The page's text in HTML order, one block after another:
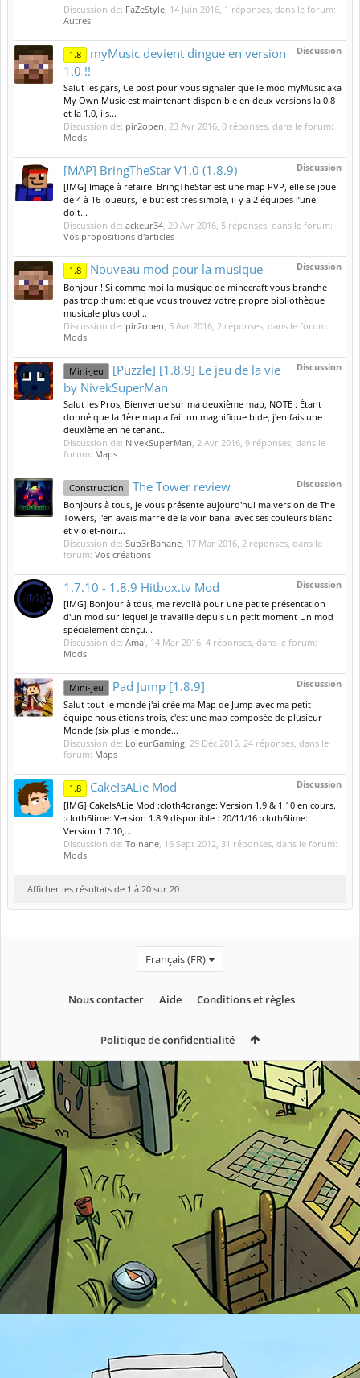
Discussion de: FaZeStyle, 14 Juin 2016, 1 réponses, dans le forum:
Autres
Discussion
1.8
myMusic devient dingue en version
1.0 !!
Salut les gars, Ce post pour vous signaler que le mod myMusic aka
My Own Music est maintenant disponible en deux versions la 0.8
et la 1.0, ils...
Discussion de: pir2open, 23 Avr 2016, 0 réponses, dans le forum:
Mods
Discussion
[MAP] BringTheStar V1.0 (1.8.9)
[IMG] Image à refaire. BringTheStar est une map PVP, elle se joue
de 4 à 16 joueurs, le but est très simple, il y a 2 équipes l’une
doit...
Discussion de: ackeur34, 20 Avr 2016, 5 réponses, dans le forum:
Vos propositions d'articles
Discussion
1.8 Nouveau mod pour la musique
Bonjour ! Si comme moi la musique de minecraft vous branche
pas trop :hum: et que vous trouvez votre propre bibliothèque
musicale plus cool...
Discussion de: pir2open, 5 Avr 2016, 2 réponses, dans le forum:
Mods
Discussion
Mini-Jeu
[Puzzle] [1.8.9] Le jeu de la vie
by NivekSuperMan
Salut les Pros, Bienvenue sur ma deuxième map, NOTE : Étant
donné que la 1ère map a fait un magnifique bide, j'en fais une
deuxième en ne tenant...
Discussion de: NivekSuperMan, 2 Avr 2016, 9 réponses, dans le
forum: Maps
Discussion
Construction The Tower review
Bonjours à tous, je vous présente aujourd'hui ma version de The
Towers, j'en avais marre de la voir banal avec ses couleurs blanc
et violet-noir...
Discussion de: Sup3rBanane, 17 Mar 2016, 2 réponses, dans le
forum: Vos créations
Discussion
1.7.10 - 1.8.9 Hitbox.tv Mod
[IMG] Bonjour à tous, me revoilà pour une petite présentation
d'un mod sur lequel je travaille depuis un petit moment Un mod
spécialement conçu...
Discussion de: Ama', 14 Mar 2016, 4 réponses, dans le forum:
Mods
Discussion
Mini-Jeu Pad Jump [1.8.9]
Salut tout le monde j'ai crée ma Map de Jump avec ma petit
équipe nous étions trois, c'est une map composée de plusieur
Monde (six plus le monde...
Discussion de: LoleurGaming, 29 Déc 2015, 24 réponses, dans le
forum: Maps
Discussion
1.8 CakeIsALie Mod
[IMG] CakeIsALie Mod :cloth4orange: Version 1.9 & 1.10 en cours.
:cloth6lime: Version 1.8.9 disponible : 20/11/16 :cloth6lime:
Version 1.7.10,...
Discussion de: Toinane, 16 Sept 2012, 31 réponses, dans le forum:
Mods
Afficher les résultats de 1 à 20 sur 20
Français (FR)
Nous contacter Aide Conditions et règles
Politique de confidentialité